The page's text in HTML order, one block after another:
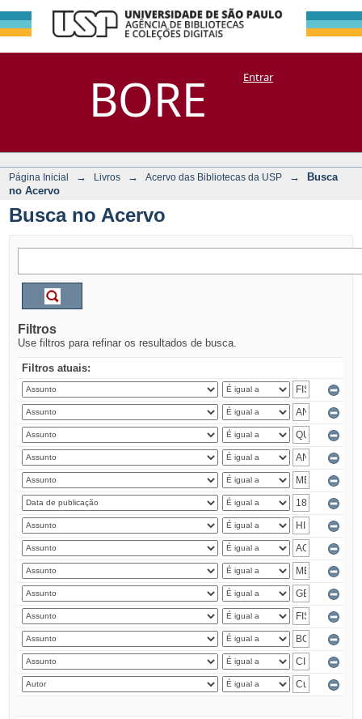
BORE
Busca no Acervo
DSpace/Manakin + CoriscoEntrar
Página Inicial → Livros → Acervo das Bibliotecas da USP →
Busca
no Acervo
Busca no Acervo
Filtros
Use filtros para refinar os resultados de busca.
Filtros atuais: